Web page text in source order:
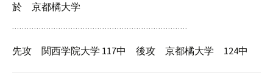
於 京都橘大学
先攻 関西学院大学 117中 後攻 京都橘大学 124中